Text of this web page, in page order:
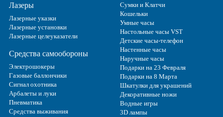
Лазеры
Лазерные указки
Лазерные установки
Лазерные целеуказатели
Средства самообороны
Электрошокеры
Газовые баллончики
Сигнал охотника
Арбалеты и луки
Пневматика
Средства выживания
Сумки и Клатчи
Кошельки
Умные часы
Настольные часы VST
Детские часы-телефон
Настенные часы
Наручные часы
Подарки на 23 Февраля
Подарки на 8 Марта
Шкатулки для украшений
Декоративные ножи
Водные игры
3D лампы